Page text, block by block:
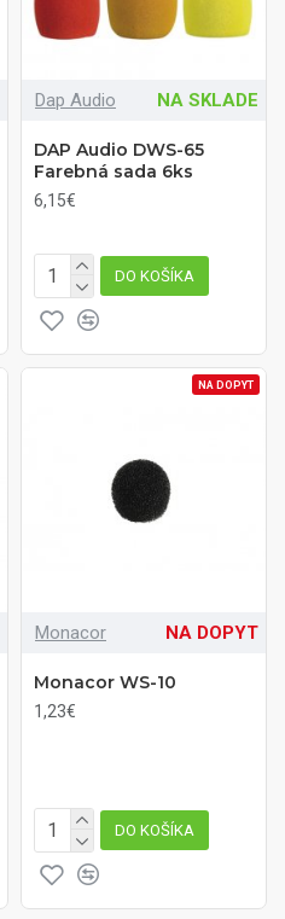
Dap Audio NA SKLADE
DAP Audio DWS-65
Farebná sada 6ks
6,15€
DO KOŠÍKA
NA DOPYT
Monacor NA DOPYT
Monacor WS-10
1,23€
DO KOŠÍKA